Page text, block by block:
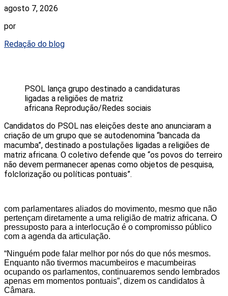
agosto 7, 2026
por
Redação do blog
PSOL lança grupo destinado a candidaturas
ligadas a religiões de matriz
africana Reprodução/Redes sociais
Candidatos do PSOL nas eleições deste ano anunciaram a
criação de um grupo que se autodenomina “bancada da
macumba”, destinado a postulações ligadas a religiões de
matriz africana. O coletivo defende que “os povos do terreiro
não devem permanecer apenas como objetos de pesquisa,
folclorização ou políticas pontuais”.
com parlamentares aliados do movimento, mesmo que não
pertençam diretamente a uma religião de matriz africana. O
pressuposto para a interlocução é o compromisso público
com a agenda da articulação.
“Ninguém pode falar melhor por nós do que nós mesmos.
Enquanto não tivermos macumbeiros e macumbeiras
ocupando os parlamentos, continuaremos sendo lembrados
apenas em momentos pontuais”, dizem os candidatos à
Câmara.